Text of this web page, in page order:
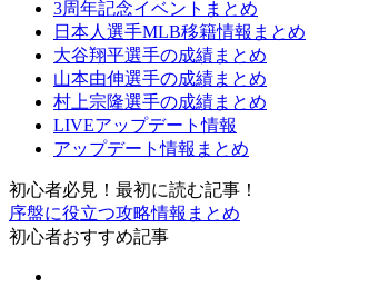
3周年記念イベントまとめ
日本人選手MLB移籍情報まとめ
大谷翔平選手の成績まとめ
山本由伸選手の成績まとめ
村上宗隆選手の成績まとめ
LIVEアップデート情報
アップデート情報まとめ
初心者必見！最初に読む記事！
序盤に役立つ攻略情報まとめ
初心者おすすめ記事